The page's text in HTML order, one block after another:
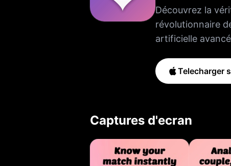
Découvrez la
révolutionnaire
artificielle
plusieurs points
inspirées sur les relations. Matcha AI combine
révéler votre
sur des
défis et
Telecharger
Captures d'ecran